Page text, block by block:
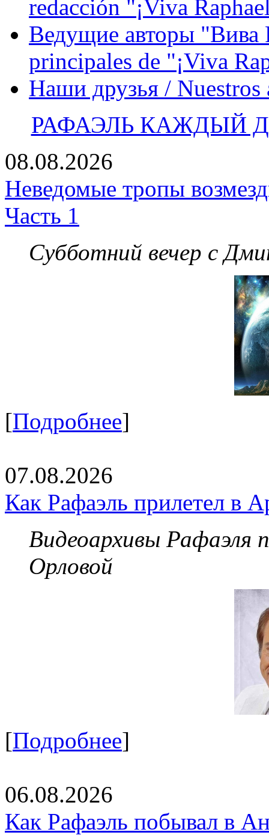
redacción "¡Viva
Ведущие авторы "Вива
principales de "¡Viva
Наши друзья / Nuestros
РАФАЭЛЬ КАЖДЫЙ
08.08.2026
Неведомые тропы
Часть 1
Субботний вечер с
[Подробнее]
07.08.2026
Как Рафаэль прилетел в
Видеоархивы Рафаэля
Орловой
[Подробнее]
06.08.2026
Как Рафаэль побывал в